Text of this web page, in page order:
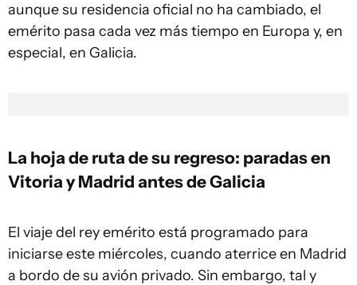
aunque su residencia oficial no ha cambiado, el
emérito pasa cada vez más tiempo en Europa y, en
especial, en Galicia.
La hoja de ruta de su regreso: paradas en
Vitoria y Madrid antes de Galicia
El viaje del rey emérito está programado para
iniciarse este miércoles, cuando aterrice en Madrid
a bordo de su avión privado. Sin embargo, tal y